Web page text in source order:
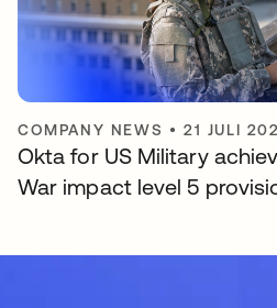
COMPANY NEWS •21 JULI
Okta for US Military
War impact level 5